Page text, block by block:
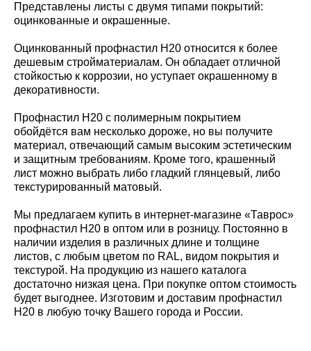
Представлены листы с двумя типами покрытий:
оцинкованные и окрашенные.
Оцинкованный профнастил Н20 относится к более
дешевым стройматериалам. Он обладает отличной
стойкостью к коррозии, но уступает окрашенному в
декоративности.
Профнастил Н20 с полимерным покрытием
обойдётся вам несколько дороже, но вы получите
материал, отвечающий самым высоким эстетическим
и защитным требованиям. Кроме того, крашенный
лист можно выбрать либо гладкий глянцевый, либо
текстурированный матовый.
Мы предлагаем купить в интернет-магазине «Таврос»
профнастил Н20 в оптом или в розницу. Постоянно в
наличии изделия в различных длине и толщине
листов, с любым цветом по RAL, видом покрытия и
текстурой. На продукцию из нашего каталога
достаточно низкая цена. При покупке оптом стоимость
будет выгоднее. Изготовим и доставим профнастил
Н20 в любую точку Вашего города и России.